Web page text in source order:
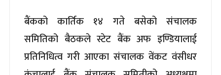
बैंकको कार्तिक १४ गते बसेको संचालक
समितिको बैठकले स्टेट बैंक अफ इण्डियालाई
प्रतिनिधित्व गरी आएका संचालक वेंकट वंसीधर